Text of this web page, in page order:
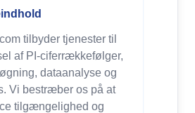
tilbyder tjenester til
af PI-ciferrækkefølger,
dataanalyse og
Vi bestræber os på at
tilgængelighed og